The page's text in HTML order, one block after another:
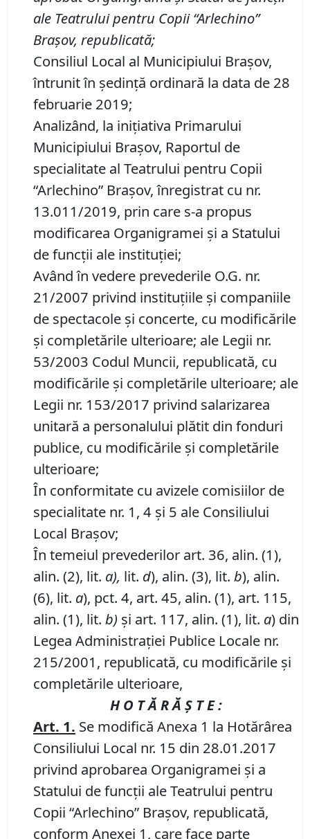
ale Teatrului pentru Copii “Arlechino”
Braşov, republicată;
Consiliul Local al Municipiului Braşov,
întrunit în şedinţă ordinară la data de 28
februarie 2019;
Analizând, la iniţiativa Primarului
Municipiului Braşov, Raportul de
specialitate al Teatrului pentru Copii
“Arlechino” Braşov, înregistrat cu nr.
13.011/2019, prin care s-a propus
modificarea Organigramei şi a Statului
de funcţii ale instituţiei;
Având în vedere prevederile O.G. nr.
21/2007 privind instituţiile şi companiile
de spectacole şi concerte, cu modificările
şi completările ulterioare; ale Legii nr.
53/2003 Codul Muncii, republicată, cu
modificările şi completările ulterioare; ale
Legii nr. 153/2017 privind salarizarea
unitară a personalului plătit din fonduri
publice, cu modificările şi completările
ulterioare;
În conformitate cu avizele comisiilor de
specialitate nr. 1, 4 şi 5 ale Consiliului
Local Braşov;
În temeiul prevederilor art. 36, alin. (1),
alin. (2), lit. a), lit. d), alin. (3), lit. b), alin.
(6), lit. a), pct. 4, art. 45, alin. (1), art. 115,
alin. (1), lit. b) şi art. 117, alin. (1), lit. a) din
Legea Administraţiei Publice Locale nr.
215/2001, republicată, cu modificările şi
completările ulterioare,
H O T Ă R Ă Ş T E :
Art. 1. Se modifică Anexa 1 la Hotărârea
Consiliului Local nr. 15 din 28.01.2017
privind aprobarea Organigramei şi a
Statului de funcţii ale Teatrului pentru
Copii “Arlechino” Braşov, republicată,
conform Anexei 1, care face parte